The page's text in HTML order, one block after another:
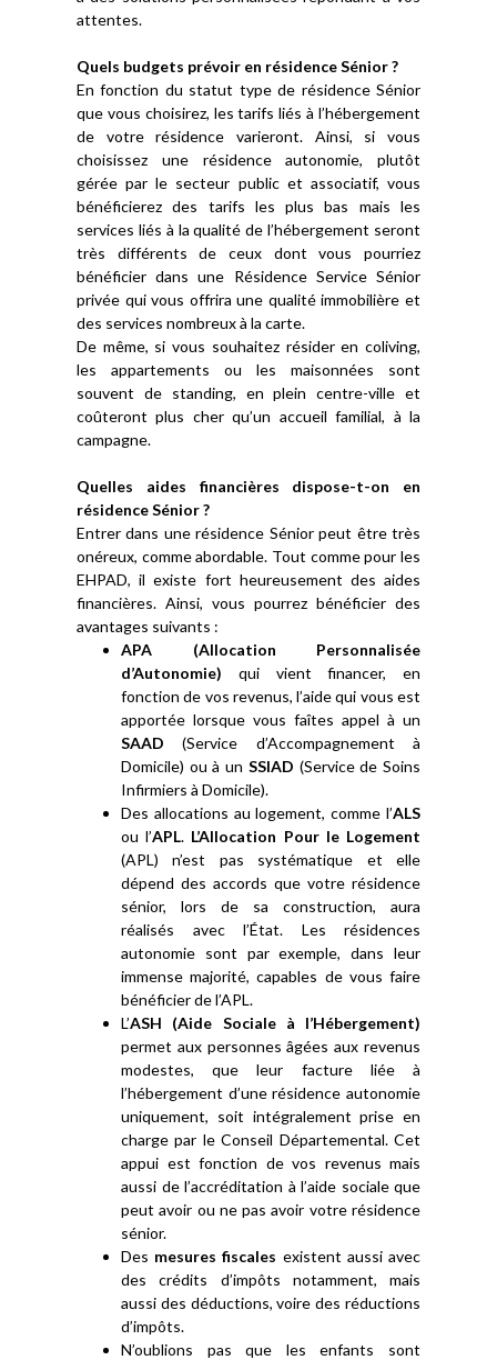
attentes.
Quels budgets prévoir en résidence Sénior ?
En fonction du statut type de résidence Sénior
que vous choisirez, les tarifs liés à l’hébergement
de votre résidence varieront. Ainsi, si vous
choisissez une résidence autonomie, plutôt
gérée par le secteur public et associatif, vous
bénéficierez des tarifs les plus bas mais les
services liés à la qualité de l’hébergement seront
très différents de ceux dont vous pourriez
bénéficier dans une Résidence Service Sénior
privée qui vous offrira une qualité immobilière et
des services nombreux à la carte.
De même, si vous souhaitez résider en coliving,
les appartements ou les maisonnées sont
souvent de standing, en plein centre-ville et
coûteront plus cher qu’un accueil familial, à la
campagne.
Quelles aides financières dispose-t-on en
résidence Sénior ?
Entrer dans une résidence Sénior peut être très
onéreux, comme abordable. Tout comme pour les
EHPAD, il existe fort heureusement des aides
financières. Ainsi, vous pourrez bénéficier des
avantages suivants :
APA (Allocation Personnalisée
d’Autonomie) qui vient financer, en
fonction de vos revenus, l’aide qui vous est
apportée lorsque vous faîtes appel à un
SAAD (Service d’Accompagnement à
Domicile) ou à un SSIAD (Service de Soins
Infirmiers à Domicile).
Des allocations au logement, comme l’ALS
ou l’APL. L’Allocation Pour le Logement
(APL) n’est pas systématique et elle
dépend des accords que votre résidence
sénior, lors de sa construction, aura
réalisés avec l’État. Les résidences
autonomie sont par exemple, dans leur
immense majorité, capables de vous faire
bénéficier de l’APL.
L’ASH (Aide Sociale à l’Hébergement)
permet aux personnes âgées aux revenus
modestes, que leur facture liée à
l’hébergement d’une résidence autonomie
uniquement, soit intégralement prise en
charge par le Conseil Départemental. Cet
appui est fonction de vos revenus mais
aussi de l’accréditation à l’aide sociale que
peut avoir ou ne pas avoir votre résidence
sénior.
Des mesures fiscales existent aussi avec
des crédits d’impôts notamment, mais
aussi des déductions, voire des réductions
d’impôts.
N’oublions pas que les enfants sont